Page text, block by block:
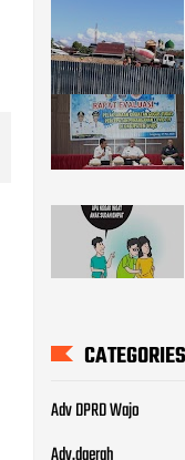
CATEGORIES
Adv DPRD Wajo
Adv.daerah
Daerah